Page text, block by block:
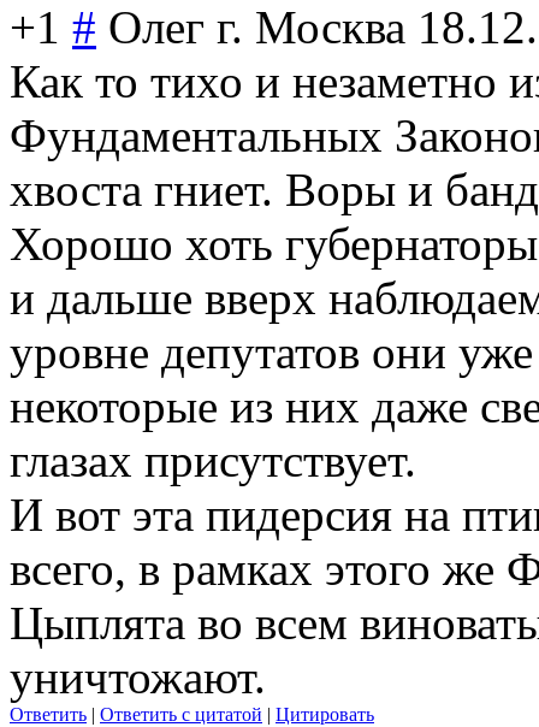
+1 # Олег г. Москва
Как то тихо и незаметно
Фундаментальных
хвоста гниет. Воры и
Хорошо хоть
и дальше вверх
уровне депутатов они
некоторые из них даже
глазах присутствует.
И вот эта пидерсия на
всего, в рамках этого же
Цыплята во всем
уничтожают.
Ответить | Ответить с цитатой | Цитировать